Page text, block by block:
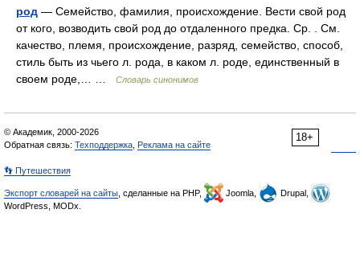
род — Семейство, фамилия, происхождение. Вести свой род
от кого, возводить свой род до отдаленного предка. Ср. . См.
качество, племя, происхождение, разряд, семейство, способ,
стиль быть из чьего л. рода, в каком л. роде, единственный в
своем роде,… …
Словарь синонимов
18+
© Академик, 2000-2026
Обратная связь: Техподдержка Реклама на сайте
👣 Путешествия
Экспорт словарей на сайты , сделанные на PHP, Joomla,
Drupal,
WordPress, MODx.